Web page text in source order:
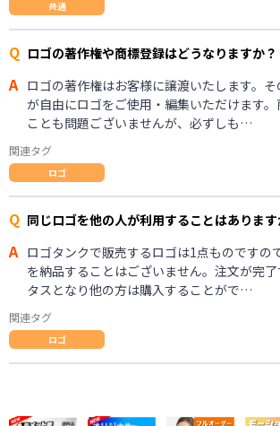
共通
Q ロゴの著作権や商標登録はどうなりますか？
A ロゴの著作権はお客様に譲渡いたします。
が自由にロゴをご使用・編集いただけます
ことも問題ございませんが、必ずしも…
関連タグ
ロゴ
Q 同じロゴを他の人が利用することはあります
A ロゴタンクで販売するロゴは1点ものですの
を納品することはございません。注文が完
タスとなり他の方は購入することがで…
関連タグ
ロゴ